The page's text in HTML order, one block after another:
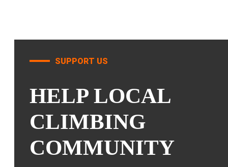
SUPPORT US
HELP LOCAL
CLIMBING
COMMUNITY